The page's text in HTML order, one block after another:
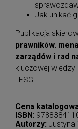
Jak unikać
Publikacja
prawników,
zarządów i rad
kluczowej
i ESG.
Cena
ISBN:
Autorzy: Justyna